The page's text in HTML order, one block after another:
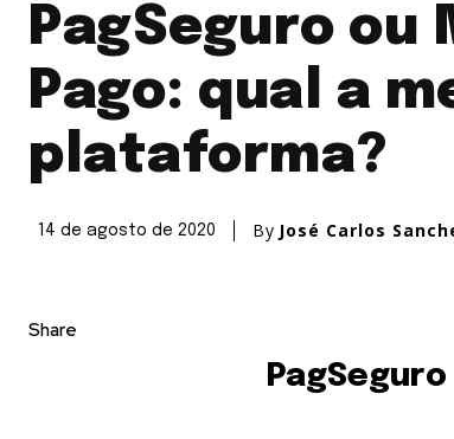
PagSeguro ou
Pago: qual a
plataforma?
14 de agosto de 2020 By José Carlos
Share